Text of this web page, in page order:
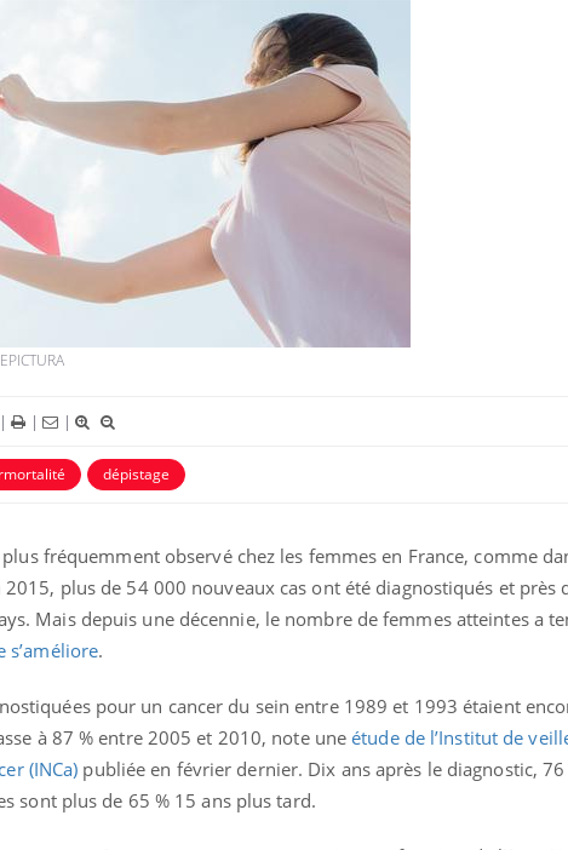
| | |
dépistage
fréquemment observé chez les femmes en France, comme
2015, plus de 54 000 nouveaux cas ont été diagnostiqués et près
Mais depuis une décennie, le nombre de femmes atteintes a
s’améliore.
pour un cancer du sein entre 1989 et 1993 étaient
à 87 % entre 2005 et 2010, note uneétude de l’Institut de
(INCa) publiée en février dernier. Dix ans après le diagnostic, 76
sont plus de 65 % 15 ans plus tard.
La sieste empêche-t-elle de
dormir la nuit ?
VIH : la fin du comprimé
tous les jours se profile-t-
gâche-t-il les premiers
jours de vos vacances ?